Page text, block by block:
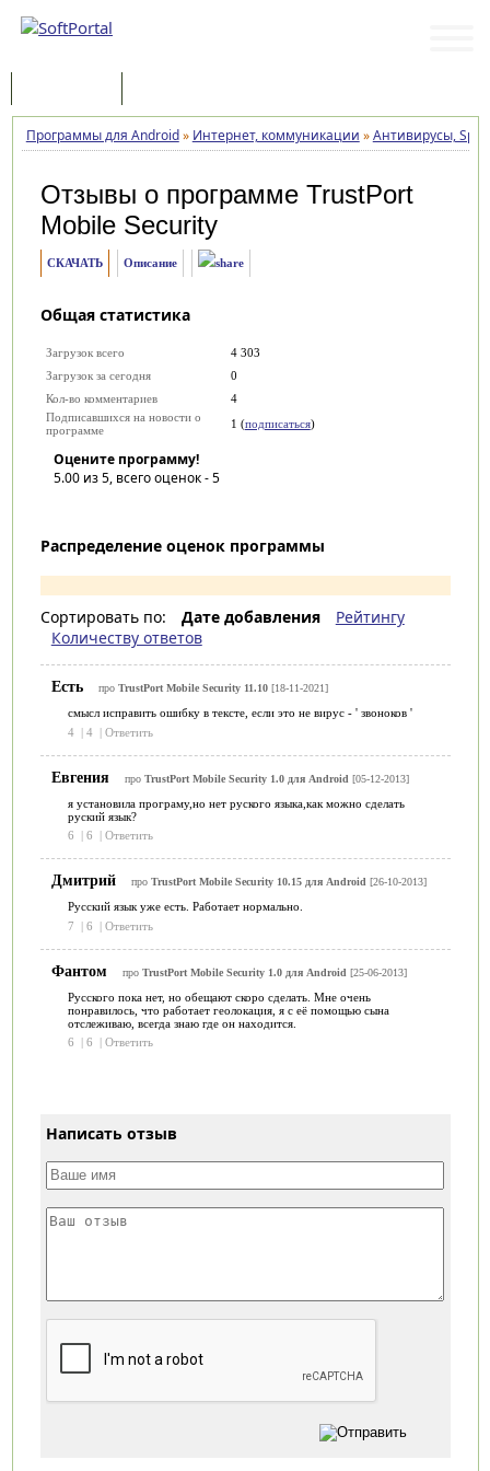
Программы для Android» Интернет, коммуникации »Антивирусы,
Отзывы о программе TrustPort
Mobile Security
СКАЧАТЬ Описание
Общая статистика
Загрузок всего
4 303
Загрузок за сегодня
0
Кол-во комментариев
4
Подписавшихся на новости о
программе
1 (подписаться)
Оцените программу!
5.00из 5, всего оценок -5
Распределение оценок программы
Сортировать по: Дате добавления
Рейтингу
Количеству ответов
Есть про TrustPort Mobile Security 11.10[18-11-2021]
смысл исправить ошибку в тексте, если это не вирус - ' звоноков '
4 | 4 | Ответить
Евгения про TrustPort Mobile Security 1.0 для Android [05-12-2013]
я установила програму,но нет руского языка,как можно сделать
руский язык?
6
| 6 | Ответить
Дмитрий про TrustPort Mobile Security 10.15 для Android [26-10-2013]
Русский язык уже есть. Работает нормально.
7
| 6 | Ответить
Фантом про TrustPort Mobile Security 1.0 для Android [25-06-2013]
Русского пока нет, но обещают скоро сделать. Мне очень
понравилось, что работает геолокация, я с её помощью сына
отслеживаю, всегда знаю где он находится.
6
| 6 | Ответить
Написать отзыв